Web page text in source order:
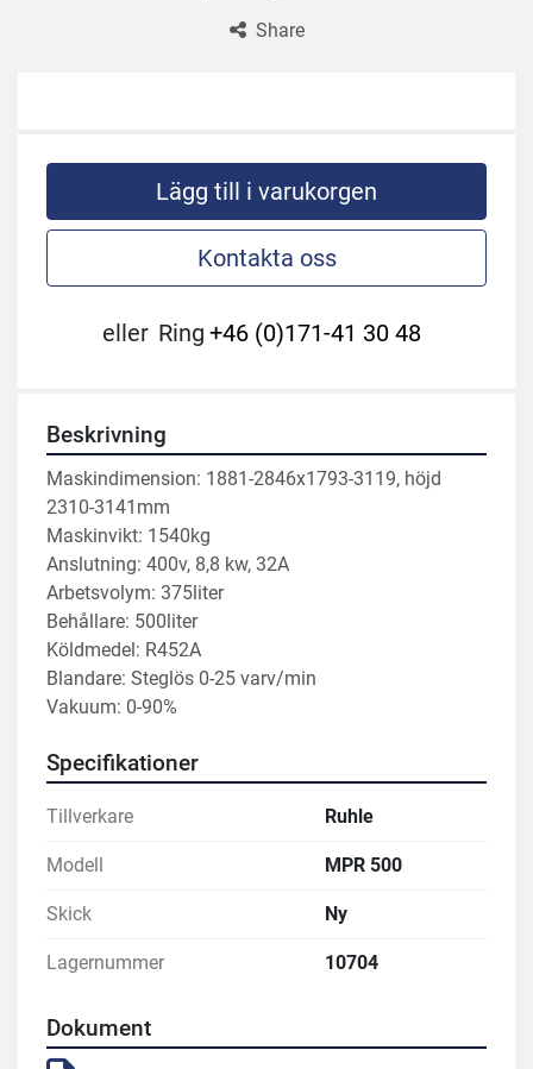
Share
Lägg till i varukorgen
Kontakta oss
eller Ring +46 (0)171-41 30 48
Beskrivning
Maskindimension: 1881-2846x1793-3119, höjd
2310-3141mm
Maskinvikt: 1540kg
Anslutning: 400v, 8,8 kw, 32A
Arbetsvolym: 375liter
Behållare: 500liter
Köldmedel: R452A
Blandare: Steglös 0-25 varv/min
Vakuum: 0-90%
Specifikationer
Tillverkare Ruhle
Modell MPR 500
Skick Ny
Lagernummer 10704
Dokument